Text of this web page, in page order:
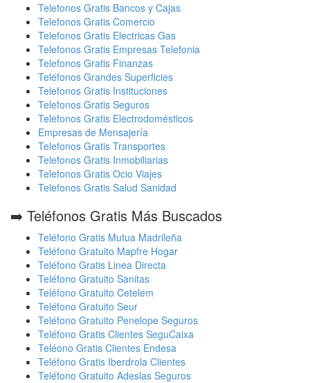
Telefonos Gratis Bancos y Cajas
Telefonos Gratis Comercio
Telefonos Gratis Electricas Gas
Telefonos Gratis Empresas Telefonia
Telefonos Gratis Finanzas
Teléfonos Grandes Superficies
Telefonos Gratis Instituciones
Telefonos Gratis Seguros
Telefonos Gratis Electrodomésticos
Empresas de Mensajería
Telefonos Gratis Transportes
Telefonos Gratis Inmobiliarias
Telefonos Gratis Ocio Viajes
Telefonos Gratis Salud Sanidad
➡️ Teléfonos Gratis Más Buscados
Teléfono Gratis Mutua Madrileña
Teléfono Gratuito Mapfre Hogar
Teléfono Gratis Linea Directa
Teléfono Gratuito Sanitas
Teléfono Gratuito Cetelem
Teléfono Gratuito Seur
Teléfono Gratuito Penelope Seguros
Teléfono Gratis Clientes SeguCaixa
Teléono Gratis Clientes Endesa
Teléfono Gratis Iberdrola Clientes
Teléfono Gratuito Adeslas Seguros